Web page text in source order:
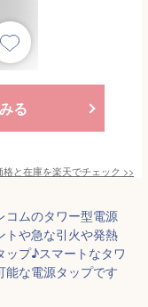
る
格と在庫を楽天でチェック >>
コムのタワー型電源
トや急な引火や発熱
ップ♪スマートなタワ
能な電源タップです